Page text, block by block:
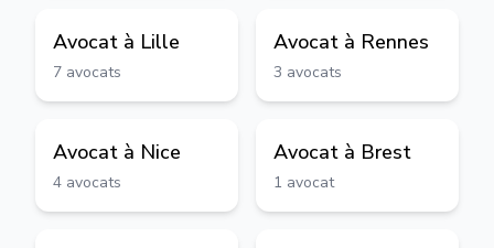
Avocat à Lille
7 avocats
Avocat à Rennes
3 avocats
Avocat à Nice
4 avocats
Avocat à Brest
1 avocat